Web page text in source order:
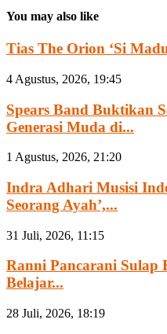
You may also like
Tias The Orion ‘Si
4 Agustus, 2026, 19:45
Spears Band Buktikan
Generasi Muda di...
1 Agustus, 2026, 21:20
Indra Adhari Musisi
Seorang Ayah’,...
31 Juli, 2026, 11:15
Ranni Pancarani Sulap
Belajar...
28 Juli, 2026, 18:19